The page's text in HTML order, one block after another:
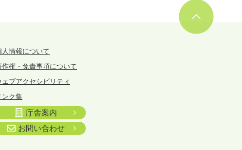
人情報について
作権・免責事項について
ェブアクセシビリティ
ンク集
庁舎案内
お問い合わせ